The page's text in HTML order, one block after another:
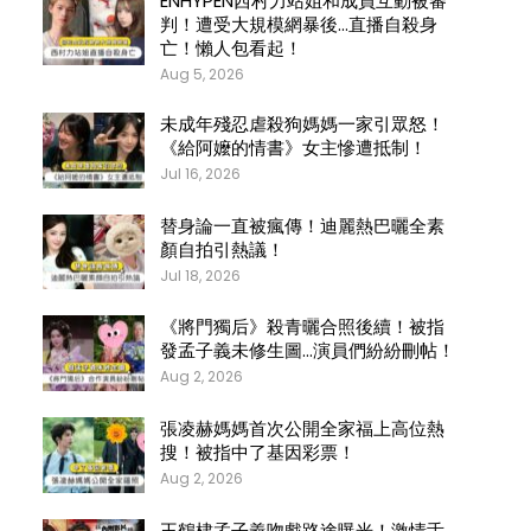
判！遭受大規模網暴後…直播自殺身
亡！懶人包看起！
Aug 5, 2026
未成年殘忍虐殺狗媽媽一家引眾怒！
《給阿嬤的情書》女主慘遭抵制！
Jul 16, 2026
替身論一直被瘋傳！迪麗熱巴曬全素
顏自拍引熱議！
Jul 18, 2026
《將門獨后》殺青曬合照後續！被指
發孟子義未修生圖…演員們紛紛刪帖！
Aug 2, 2026
張凌赫媽媽首次公開全家福上高位熱
搜！被指中了基因彩票！
Aug 2, 2026